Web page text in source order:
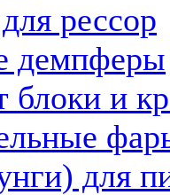
рессор
демпферы
блоки и
для